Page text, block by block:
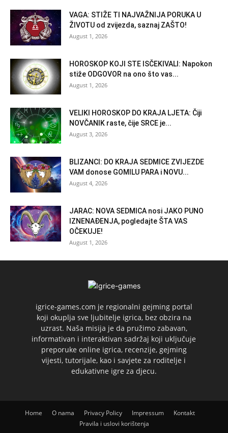
VAGA: STIŽE TI NAJVAŽNIJA PORUKA U
ŽIVOTU od zvijezda, saznaj ZAŠTO!
August 1, 2026
HOROSKOP KOJI STE ISČEKIVALI: Napokon
stiže ODGOVOR na ono što vas...
August 1, 2026
VELIKI HOROSKOP DO KRAJA LJETA: Čiji
NOVČANIK raste, čije SRCE je...
August 3, 2026
BLIZANCI: DO KRAJA SEDMICE ZVIJEZDE
VAM donose GOMILU PARA i NOVU...
August 4, 2026
JARAC: NOVA SEDMICA nosi JAKO PUNO
IZNENAĐENJA, pogledajte ŠTA VAS
OČEKUJE!
August 1, 2026
igrice-games.com je regionalni gejming portal
koji okuplja sve ljubitelje igrica, bez obzira na
uzrast. Naša misija je da pružimo zabavan,
informativan i interaktivan sadržaj koji uključuje
preporuke online igrica, recenzije, gejming
vijesti, tutorijale, kao i savjete za roditelje i
edukativne igre za djecu.
Home O nama Privacy Policy Impressum
Kontakt
Pravila i uslovi korištenja